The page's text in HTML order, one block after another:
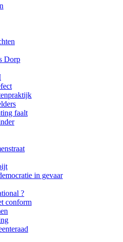
Dorp
faalt
in gevaar
?
conform